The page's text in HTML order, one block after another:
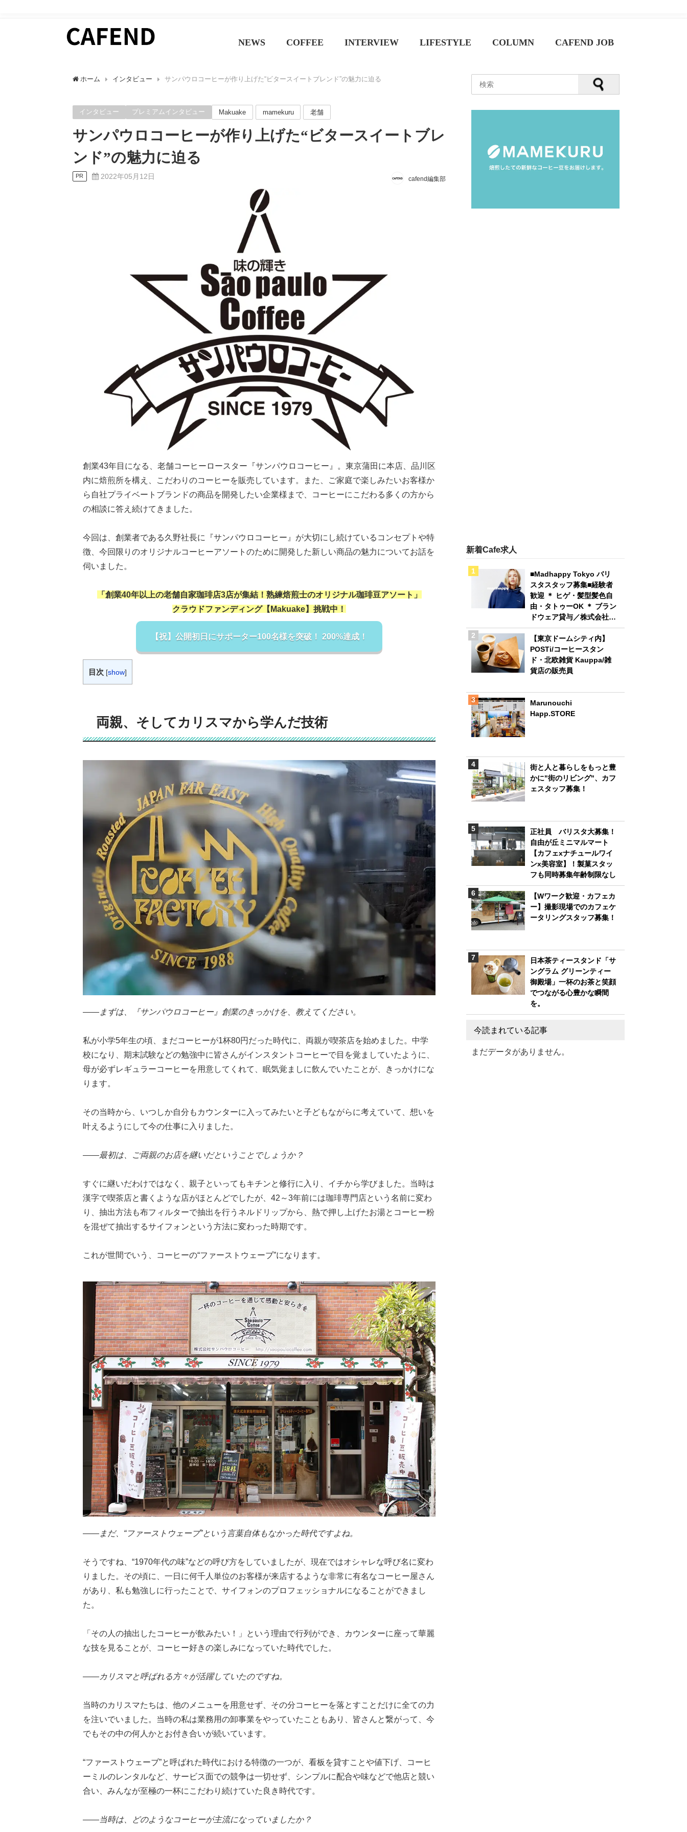
NEWS COFFEE INTERVIEW LIFESTYLE COLUMN CAFEND JOB
ホーム インタビュー サンパウロコーヒーが作り上げた“ビタースイートブレンド”の魅力に迫る
インタビュー プレミアムインタビュー Makuake mamekuru 老舗
サンパウロコーヒーが作り上げた“ビタースイートブレ
ンド”の魅力に迫る
PR 2022年05月12日 cafend編集部
創業43年目になる、老舗コーヒーロースター『サンパウロコーヒー』。東京蒲田に本店、品川区
内に焙煎所を構え、こだわりのコーヒーを販売しています。また、ご家庭で楽しみたいお客様か
ら自社プライベートブランドの商品を開発したい企業様まで、コーヒーにこだわる多くの方から
の相談に答え続けてきました。
今回は、創業者である久野社長に『サンパウロコーヒー』が大切にし続けているコンセプトや特
徴、今回限りのオリジナルコーヒーアソートのために開発した新しい商品の魅力についてお話を
伺いました。
「創業40年以上の老舗自家珈琲店3店が集結！熟練焙煎士のオリジナル珈琲豆アソート」
クラウドファンディング【Makuake】挑戦中！
【祝】公開初日にサポーター100名様を突破！ 200%達成！
目次 [show]
両親、そしてカリスマから学んだ技術
——まずは、『サンパウロコーヒー』創業のきっかけを、教えてください
私が小学5年生の頃、まだコーヒーが1 杯80円だった時代に、両親が喫茶店を始めました。中学
校になり、期末試験などの勉強中に皆さんがインスタントコーヒーで目を覚ましていたように、
母が必ずレギュラーコーヒーを用意してくれて、眠気覚ましに飲んでいたことが、きっかけにな
ります。
その当時から、いつしか自分もカウンターに入ってみたいと子どもながらに考えていて、想いを
叶えるようにして今の仕事に入りました。
——最初は、ご両親のお店を継いだということでしょうか？
すぐに継いだわけではなく、親子といってもキチンと修行に入り、イチから学びました。当時は
漢字で喫茶店と書くような店がほとんどでしたが、 42 ～3年前には珈琲専門店という名前に変わ
り、抽出方法も布フィルターで抽出を行うネルドリップから、熱で押し上げたお湯とコーヒー粉
を混ぜて抽出するサイフォンという方法に変わった時期です。
これが世間でいう、コーヒーの“ファーストウェーブ”になります。
——まだ、“ファーストウェーブ”という言葉自体もなかった時代ですよね。
そうですね、“1970年代の味”などの呼び方をしていましたが、現在ではオシャレな呼び名に変わ
りました。その頃に、一日に何千人単位のお客様が来店するような非常に有名なコーヒー屋さん
があり、私も勉強しに行ったことで、サイフォンのプロフェッショナルになることができまし
た。
「その人の抽出したコーヒーが飲みたい！」という理由で行列ができ、カウンターに座って華麗
な技を見ることが、コーヒー好きの楽しみになっていた時代でした。
——カリスマと呼ばれる方々が活躍していたのですね。
当時のカリスマたちは、他のメニューを用意せず、その分コーヒーを落とすことだけに全ての力
を注いでいました。当時の私は業務用の卸事業をやっていたこともあり、皆さんと繋がって、今
でもその中の何人かとお付き合いが続いています。
“ファーストウェーブ”と呼ばれた時代における特徴の一つが、看板を貸すことや値下げ、コーヒ
ーミルのレンタルなど、サービス面での競争は一切せず、シンプルに配合や味などで他店と競い
合い、みんなが至極の一杯にこだわり続けていた良き時代です。
——当時は、どのようなコーヒーが主流になっていましたか？
新着Cafe求人
■Madhappy Tokyo バリ
スタスタッフ募集■経験者
歓迎 ＊ ヒゲ・髪型髪色自
由・タトゥーOK ＊ ブラン
ドウェア貸与／株式会社
Madhappy Japan
【東京ドームシティ内】
POSTi/コーヒースタン
ド・北欧雑貨 Kauppa/雑
貨店の販売員
Marunouchi
Happ.STORE
街と人と暮らしをもっと豊
かに"街のリビング"、カフ
ェスタッフ募集！
正社員 バリスタ大募集！
自由が丘ミニマルマート
【カフェxナチュールワイ
ンx美容室】！製菓スタッ
フも同時募集年齢制限なし
【Wワーク歓迎・カフェカ
ー】撮影現場でのカフェケ
ータリングスタッフ募集！
日本茶ティースタンド「サ
ングラム グリーンティー
御殿場」一杯のお茶と笑顔
でつながる心豊かな瞬間
を。
今読まれている記事
まだデータがありません。